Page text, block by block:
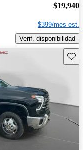
$19,940
$399/mes est.
Verif. disponibilidad